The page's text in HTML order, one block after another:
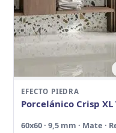
EFECTO PIEDRA
Porcelánico Crisp
60x60 · 9,5 mm · Mate ·